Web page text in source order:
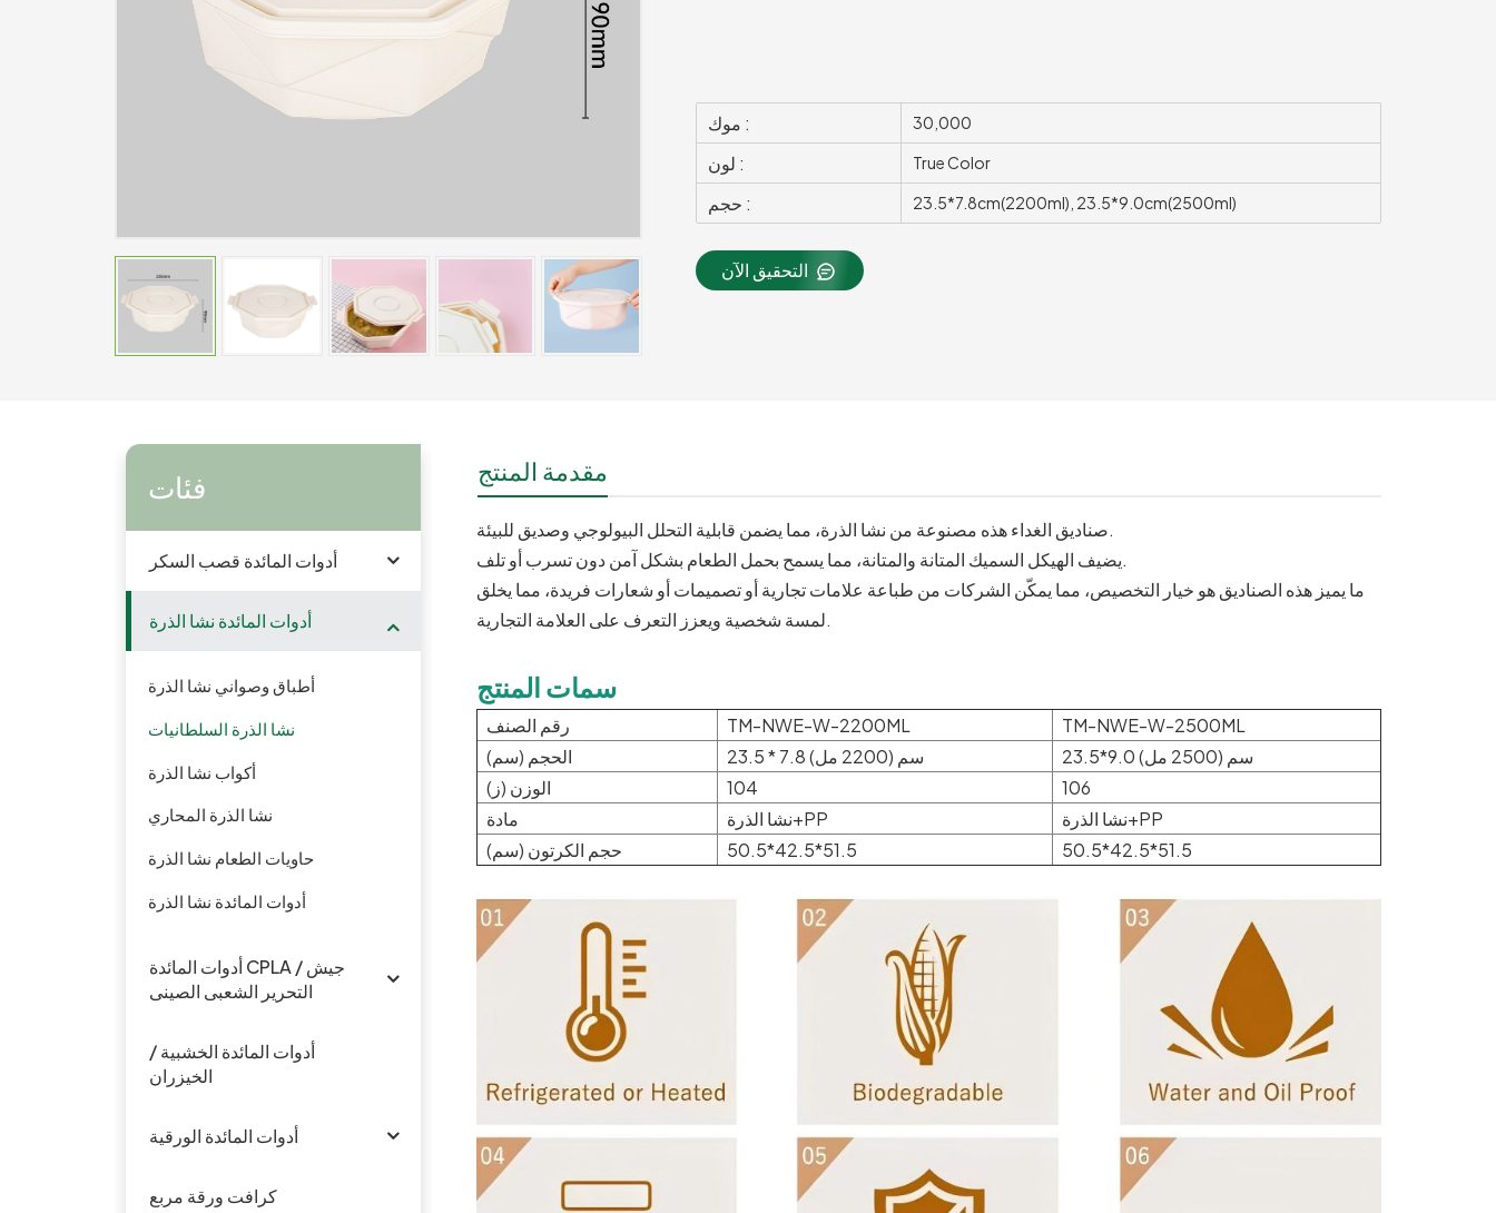
موك : 30,000
لون : True Color
حجم : 23.5*7.8cm(2200ml), 23.5*9.0cm(2500ml)
التحقيق الآن
مقدمة المنتج
صناديق الغداء هذه مصنوعة من نشا الذرة، مما يضمن قابلية التحلل البيولوجي وصديق للبيئة.
يضيف الهيكل السميك المتانة والمتانة، مما يسمح بحمل الطعام بشكل آمن دون تسرب أو تلف.
ما يميز هذه الصناديق هو خيار التخصيص، مما يمكّن الشركات من طباعة علامات تجارية أو تصميمات أو شعارات فريدة، مما يخلق
لمسة شخصية ويعزز التعرف على العلامة التجارية.
سمات المنتج
رقم الصنف TM-NWE-W-2200ML
TM-NWE-W-2500ML
الحجم (سم)
23.5 * 7.8 سم (2200 مل)
23.5*9.0 سم (2500 مل)
الوزن (ز)
104
106
مادة
نشا الذرة+PP
نشا الذرة+PP
حجم الكرتون (سم)
50.5*42.5*51.5 50.5*42.5*51.5
فئات
أدوات المائدة قصب السكر
أدوات المائدة نشا الذرة
أطباق وصواني نشا الذرة
نشا الذرة السلطانيات
أكواب نشا الذرة
نشا الذرة المحاري
حاويات الطعام نشا الذرة
أدوات المائدة نشا الذرة
أدوات المائدة CPLA / جيش
التحرير الشعبى الصينى
أدوات المائدة الخشبية /
الخيزران
أدوات المائدة الورقية
كرافت ورقة مربع